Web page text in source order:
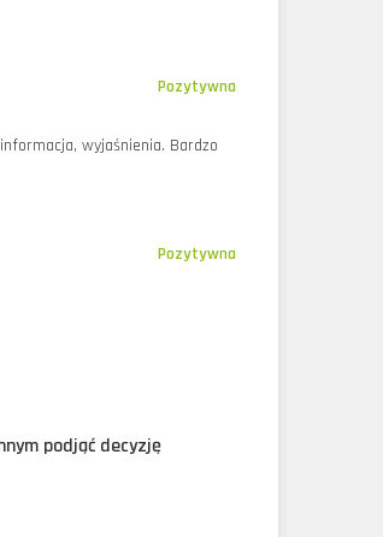
Pozytywna
wyjaśnienia. Bardzo
Pozytywna
podjąć decyzję